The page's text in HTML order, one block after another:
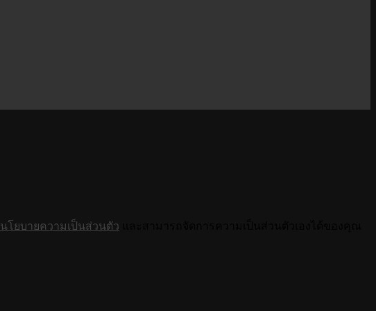
นโยบายความเป็นส่วนตัว